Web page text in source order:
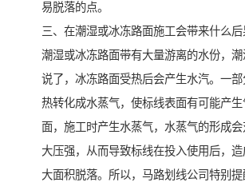
易脱落的点。
三、在潮湿或冰冻路面施工会带来什么后
潮湿或冰冻路面带有大量游离的水份，潮
说了，冰冻路面受热后会产生水汽。一
热转化成水蒸气，使标线表面有可能产
面，施工时产生水蒸气，水蒸气的形成
大压强，从而导致标线在投入使用后，
大面积脱落。所以，马路划线公司特别